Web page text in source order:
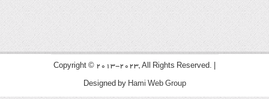
Copyright © 2013-2023, All Rights Reserved. |
Designed by Hami Web Group